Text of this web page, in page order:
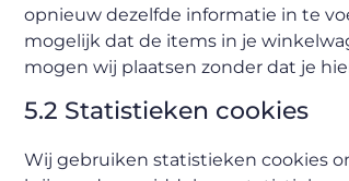
opnieuw dezelfde informatie in te
mogelijk dat de items in je
mogen wij plaatsen zonder dat je
5.2 Statistieken cookies
Wij gebruiken statistieken cookies